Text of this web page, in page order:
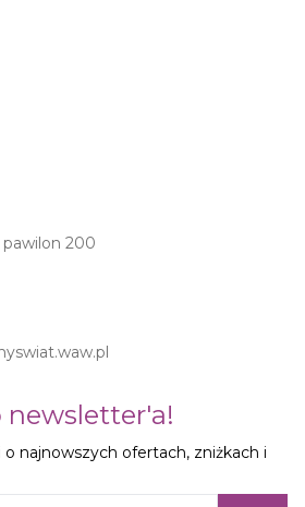
pawilon 200
newsletter'a!
najnowszych ofertach, zniżkach i